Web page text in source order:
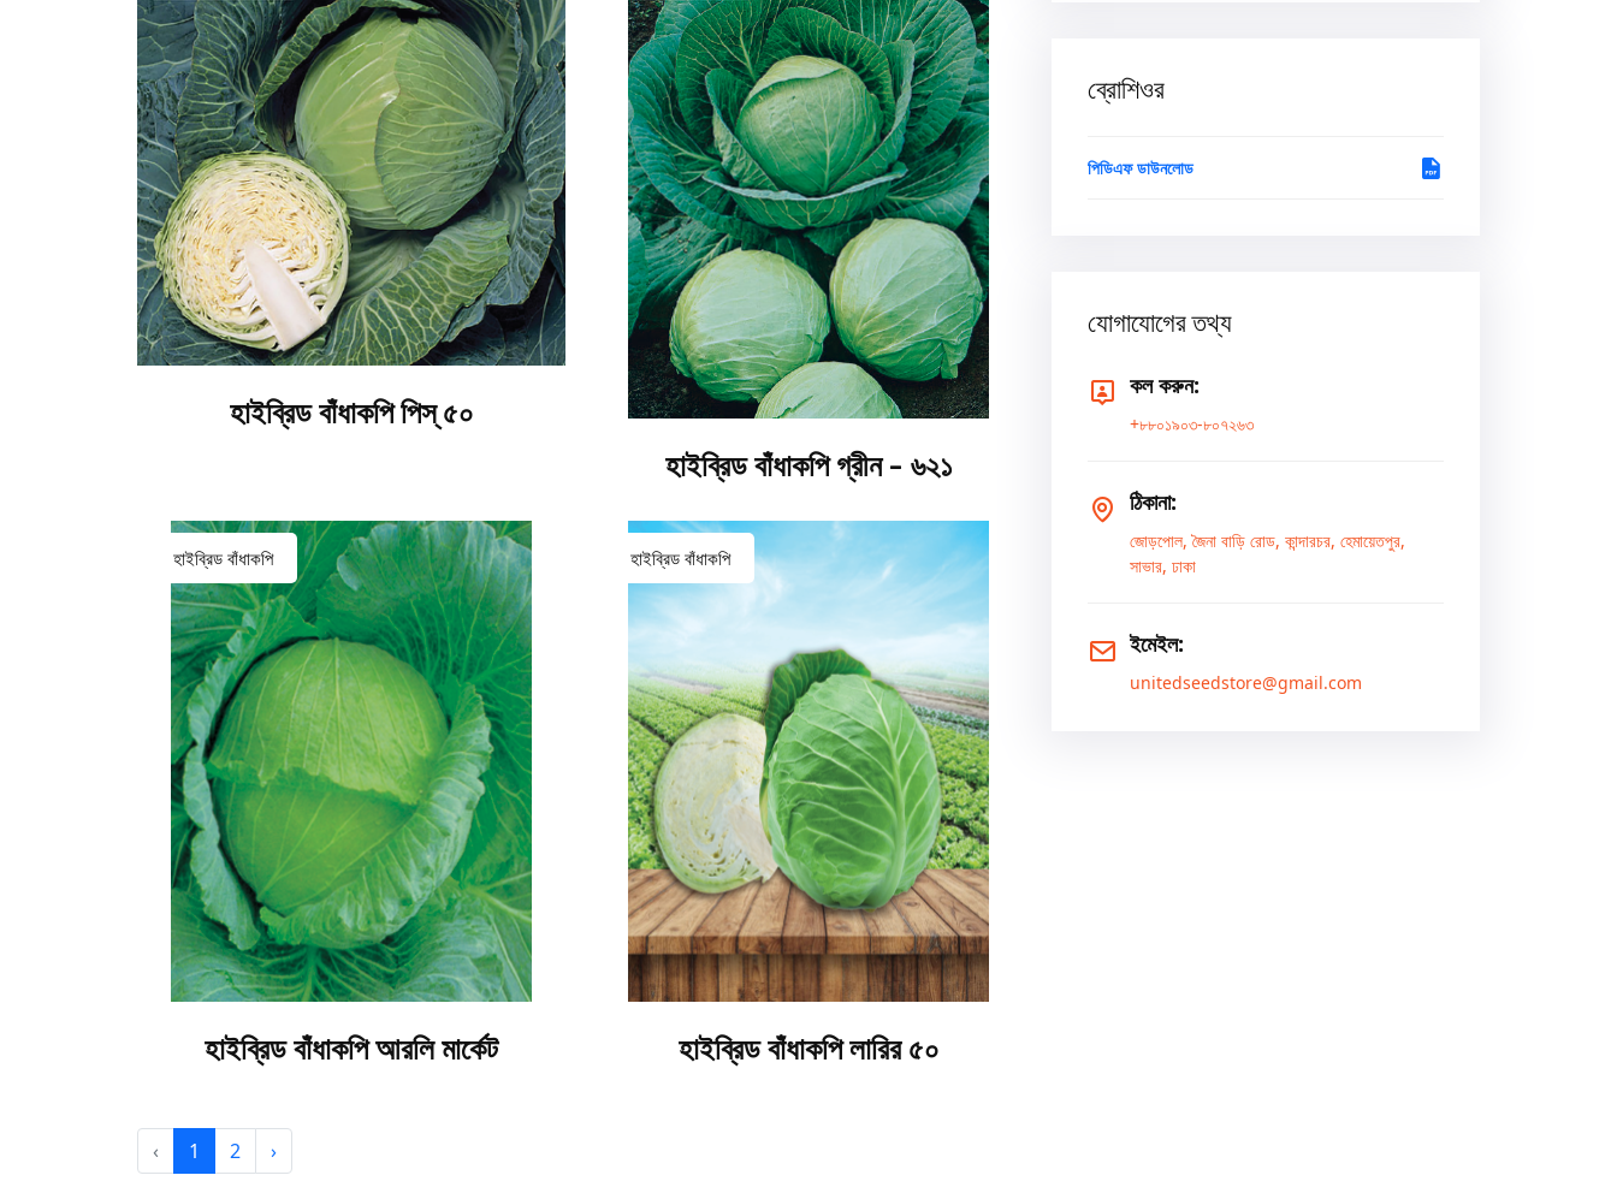
হাইব্রিড বাঁধাকপি পিস্ ৫০
হাইব্রিড বাঁধাকপি গ্রীন - ৬২১
হাইব্রিড বাঁধাকপি
হাইব্রিড বাঁধাকপি আরলি মার্কেট
হাইব্রিড বাঁধাকপি
হাইব্রিড বাঁধাকপি লারির ৫০
‹ 1 2 ›
ব্রোশিওর
পিডিএফ ডাউনলোড
যোগাযোগের তথ্য
কল করুন:
+৮৮০১৯০৩-৮০৭২৬৩
ঠিকানা:
জোড়পোল, জৈনা বাড়ি রোড, কান্দারচর, হেমায়েতপুর,
সাভার, ঢাকা
ইমেইল:
unitedseedstore@gmail.com